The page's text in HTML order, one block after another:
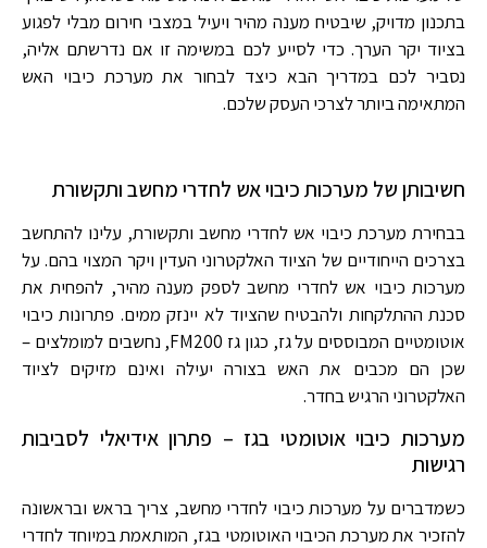
בתכנון מדויק, שיבטיח מענה מהיר ויעיל במצבי חירום מבלי לפגוע
בציוד יקר הערך. כדי לסייע לכם במשימה זו אם נדרשתם אליה,
נסביר לכם במדריך הבא כיצד לבחור את מערכת כיבוי האש
המתאימה ביותר לצרכי העסק שלכם.
חשיבותן של מערכות כיבוי אש לחדרי מחשב ותקשורת
בבחירת מערכת כיבוי אש לחדרי מחשב ותקשורת, עלינו להתחשב
בצרכים הייחודיים של הציוד האלקטרוני העדין ויקר המצוי בהם. על
מערכות כיבוי אש לחדרי מחשב לספק מענה מהיר, להפחית את
סכנת ההתלקחות ולהבטיח שהציוד לא יינזק ממים. פתרונות כיבוי
אוטומטיים המבוססים על גז, כגון גז FM200, נחשבים למומלצים –
שכן הם מכבים את האש בצורה יעילה ואינם מזיקים לציוד
האלקטרוני הרגיש בחדר.
מערכות כיבוי אוטומטי בגז – פתרון אידיאלי לסביבות
רגישות
כשמדברים על מערכות כיבוי לחדרי מחשב, צריך בראש ובראשונה
להזכיר את מערכת הכיבוי האוטומטי בגז, המותאמת במיוחד לחדרי